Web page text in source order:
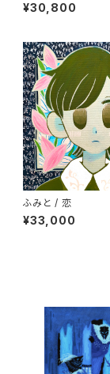
¥30,800
ふみと / 恋
¥33,000